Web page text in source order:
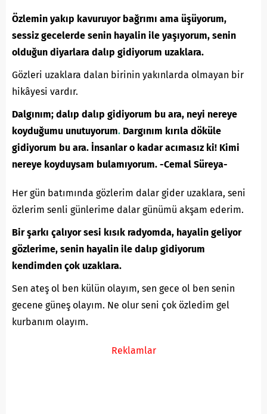
Özlemin yakıp kavuruyor bağrımı ama üşüyorum,
sessiz gecelerde senin hayalin ile yaşıyorum, senin
olduğun diyarlara dalıp gidiyorum uzaklara.
Gözleri uzaklara dalan birinin yakınlarda olmayan bir
hikâyesi vardır.
Dalgınım; dalıp dalıp gidiyorum bu ara, neyi nereye
koyduğumu unutuyorum. Dargınım kırıla döküle
gidiyorum bu ara. İnsanlar o kadar acımasız ki! Kimi
nereye koyduysam bulamıyorum. -Cemal Süreya-
Her gün batımında gözlerim dalar gider uzaklara, seni
özlerim senli günlerime dalar günümü akşam ederim.
Bir şarkı çalıyor sesi kısık radyomda, hayalin geliyor
gözlerime, senin hayalin ile dalıp gidiyorum
kendimden çok uzaklara.
Sen ateş ol ben külün olayım, sen gece ol ben senin
gecene güneş olayım. Ne olur seni çok özledim gel
kurbanım olayım.
Reklamlar